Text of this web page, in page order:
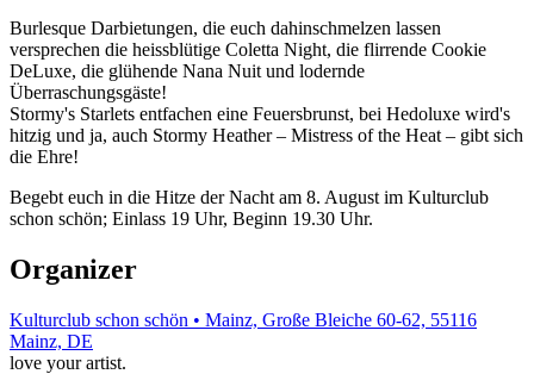
Burlesque Darbietungen, die euch dahinschmelzen lassen
versprechen die heissblütige Coletta Night, die flirrende Cookie
DeLuxe, die glühende Nana Nuit und lodernde
Überraschungsgäste!
Stormy's Starlets entfachen eine Feuersbrunst, bei Hedoluxe wird's
hitzig und ja, auch Stormy Heather – Mistress of the Heat – gibt sich
die Ehre!
Begebt euch in die Hitze der Nacht am 8. August im Kulturclub
schon schön; Einlass 19 Uhr, Beginn 19.30 Uhr.
Organizer
Kulturclub schon schön • Mainz, Große Bleiche 60-62, 55116
Mainz, DE
love your artist.